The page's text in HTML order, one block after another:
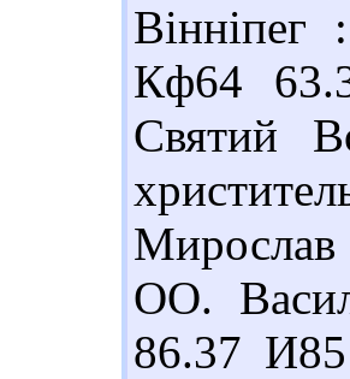
Кф64
Святий
ОО.
86.37 И85